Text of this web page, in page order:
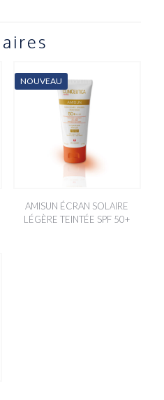
NOUVEAU
AMISUN ÉCRAN SOLAIRE
LÉGÈRE TEINTÉE SPF 50+